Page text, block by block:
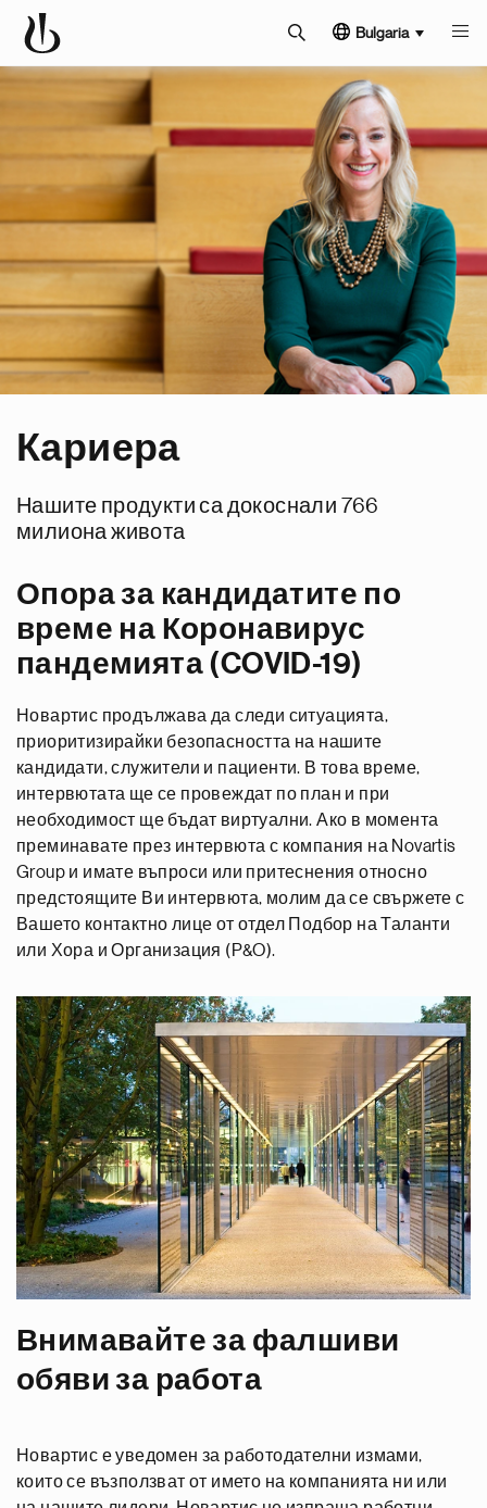
Bulgaria
Кариера
Нашите продукти са докоснали 766
милиона живота
Опора за кандидатите по
време на Коронавирус
пандемията (COVID-19)
Новартис продължава да следи ситуацията,
приоритизирайки безопасността на нашите
кандидати, служители и пациенти. В това време,
интервютата ще се провеждат по план и при
необходимост ще бъдат виртуални. Ако в момента
преминавате през интервюта с компания на Novartis
Group и имате въпроси или притеснения относно
предстоящите Ви интервюта, молим да се свържете с
Вашето контактно лице от отдел Подбор на Таланти
или Хора и Организация (P&O).
Внимавайте за фалшиви
обяви за работа
Новартис е уведомен за работодателни измами,
които се възползват от името на компанията ни или